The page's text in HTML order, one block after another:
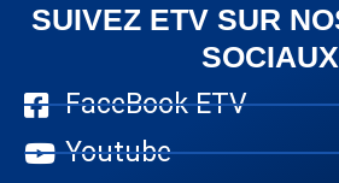
SUIVEZ ETV SUR
SOCIAUX
FaceBook ETV
Youtube